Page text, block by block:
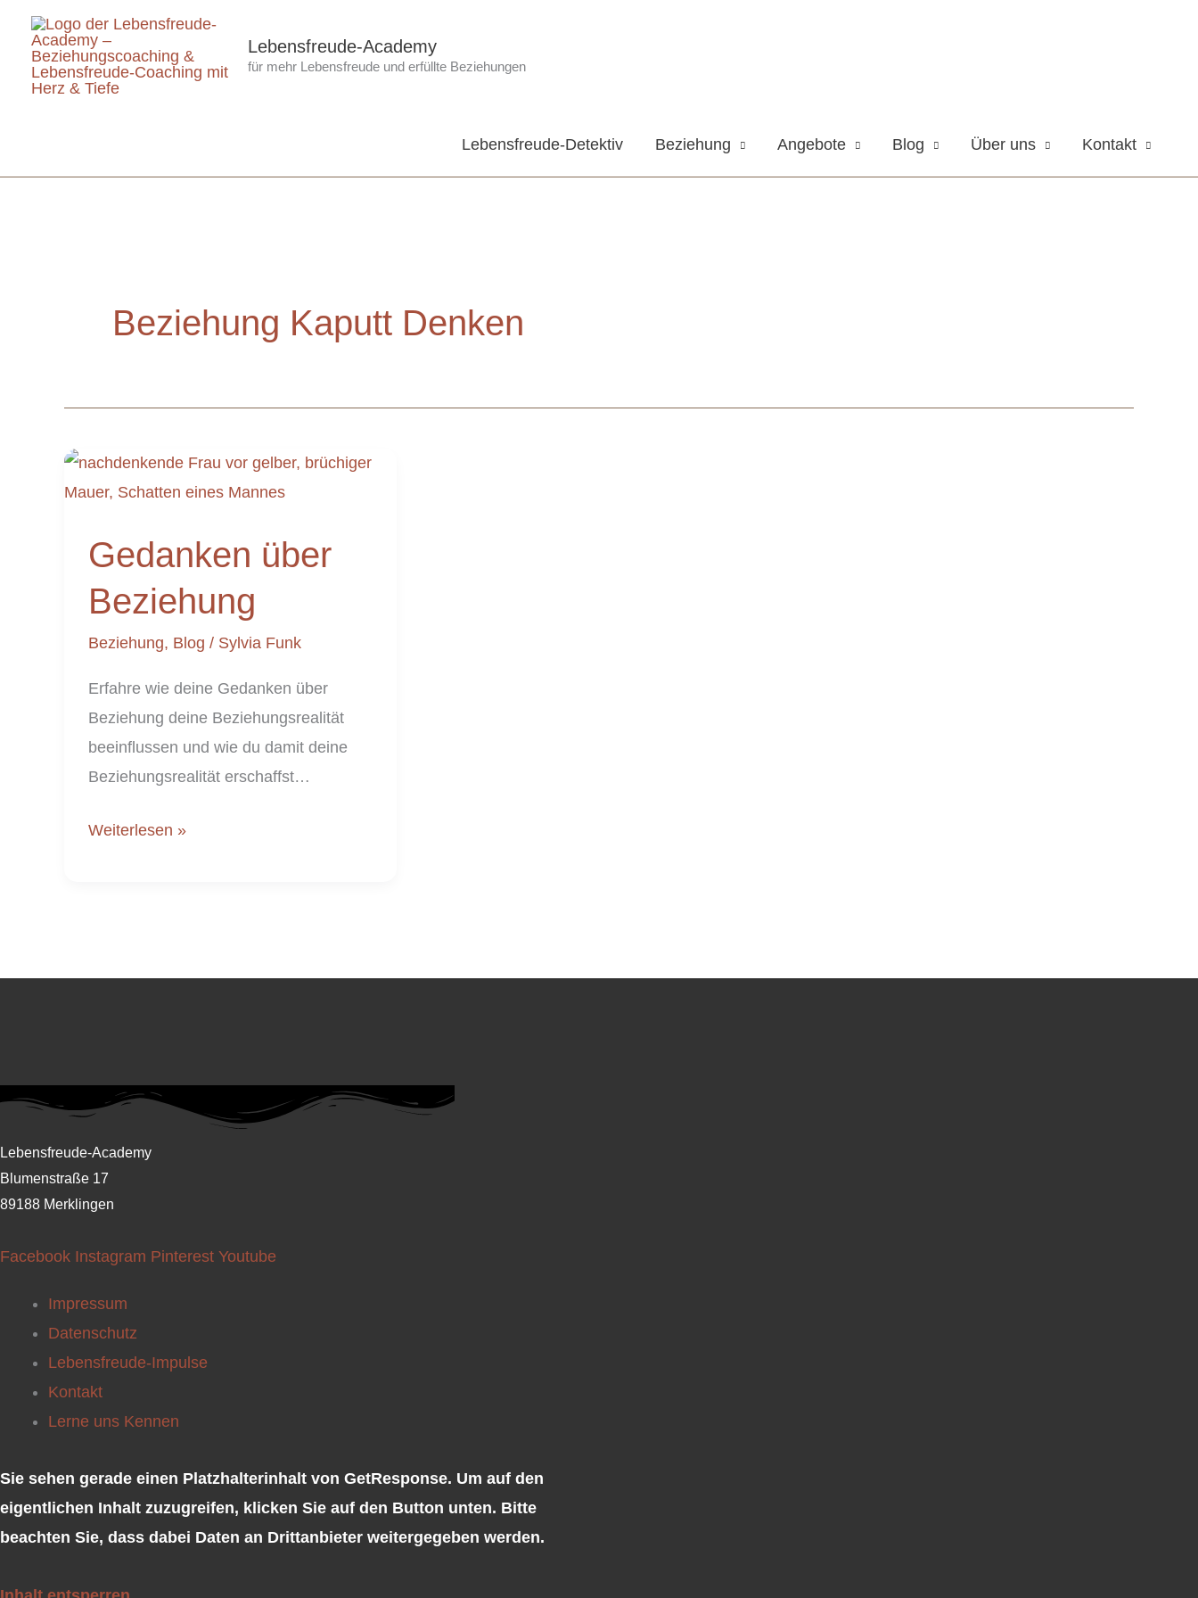
Inhalt
springen
Lebensfreude-Academy
für mehr Lebensfreude und erfüllte Beziehungen
Lebensfreude-Detektiv Beziehung Angebote Blog Über uns Kontakt
Beziehung Kaputt Denken
Gedanken über
Beziehung
Beziehung, Blog / Sylvia Funk
Erfahre wie deine Gedanken über
Beziehung deine Beziehungsrealität
beeinflussen und wie du damit deine
Beziehungsrealität erschaffst…
Gedanken
Beziehung
Weiterlesen »
Lebensfreude-Academy
Blumenstraße 17
89188 Merklingen
Facebook Instagram Pinterest Youtube
Impressum
Datenschutz
Lebensfreude-Impulse
Kontakt
Lerne uns Kennen
Sie sehen gerade einen Platzhalterinhalt von GetResponse. Um auf den
eigentlichen Inhalt zuzugreifen, klicken Sie auf den Button unten. Bitte
beachten Sie, dass dabei Daten an Drittanbieter weitergegeben werden.